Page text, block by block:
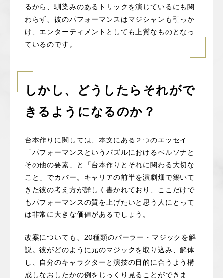
るから、馴染みのあるトリックを演じているにも関
わらず、彼のパフォーマンスはマジシャンも引っか
け、エンターティメントとしても上質なものとなっ
ているのです。
しかし、どうしたらそれがで
きるようになるのか？
台本作りに関しては、本文にある２つのエッセイ
「パフォーマンスというパズルにおけるペルソナと
その他の要素」と「台本作りとそれに関わる大切な
こと」でカバー。キャリアの前半を演劇畑で築いて
きた彼の考え方が詳しく書かれており、ここだけで
もパフォーマンスの質を上げたいと思う人にとって
は非常に大きな価値があるでしょう。
改案についても、20種類のパーラー・マジックを解
説。彼がどのように元のマジックを取り込み、解体
し、自分のキャラクターと演技の目的に合うよう構
成しなおしたかの例をじっくり見ることができま